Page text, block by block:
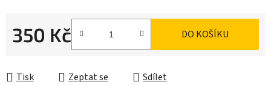
350 Kč DO KOŠÍKU
Tisk Zeptat se Sdílet